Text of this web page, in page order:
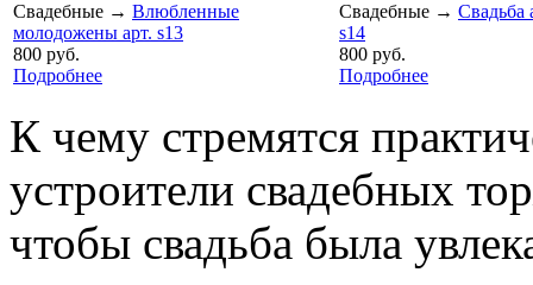
Свадебные → Влюбленные
молодожены арт. s13
800 руб.
Подробнее
Свадебные → Свадьба
s14
800 руб.
Подробнее
К чему стремятся
устроители свадебных
чтобы свадьба была